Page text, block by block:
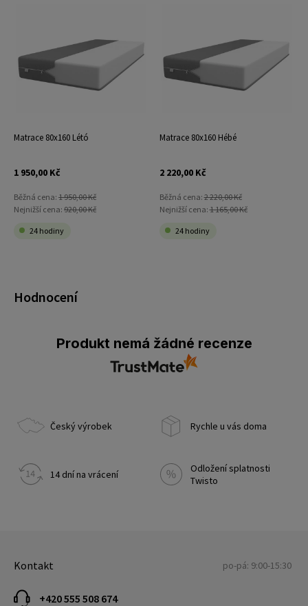
Hodnocení
Produkt nemá žádné recenze
Matrace 80x160 Létó
1 950,00 Kč
Běžná cena: 1 950,00 Kč
Nejnižší cena: 920,00 Kč
24 hodiny
Matrace 80x160 Hébé
2 220,00 Kč
Běžná cena:2 220,00 Kč
Nejnižší cena:1 165,00 Kč
24 hodiny
Český výrobek Rychle u vás doma
14 dní na vrácení
Odložení splatnosti
Twisto
Kontakt po-pá: 9:00-15:30
+420 555 508 674